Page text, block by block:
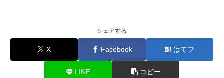
シェアする
X Facebook はてブ
LINE コピー